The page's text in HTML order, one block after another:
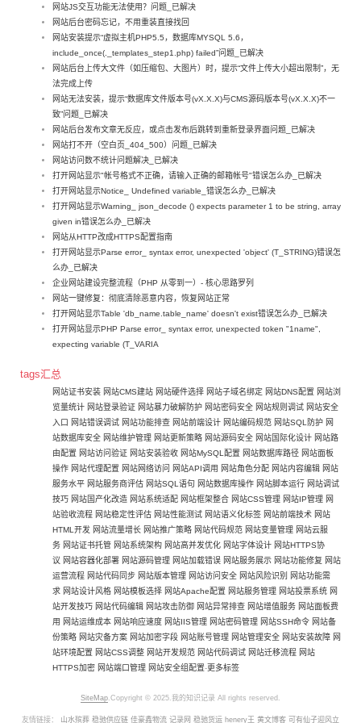
网站JS交互功能无法使用？问题_已解决
网站后台密码忘记，不用重装直接找回
网站安装提示“虚拟主机PHP5.5，数据库MYSQL 5.6，
include_once(._templates_step1.php) failed”问题_已解决
网站后台上传大文件（如压缩包、大图片）时，提示“文件上传大小超出限制”，无
法完成上传
网站无法安装，提示“数据库文件版本号(vX.X.X)与CMS源码版本号(vX.X.X)不一
致”问题_已解决
网站后台发布文章无反应，或点击发布后跳转到重新登录界面问题_已解决
网站打不开（空白页_404_500）问题_已解决
网站访问数不统计问题解决_已解决
打开网站显示"帐号格式不正确，请输入正确的邮箱帐号"错误怎么办_已解决
打开网站显示Notice_ Undefined variable_错误怎么办_已解决
打开网站显示Warning_ json_decode () expects parameter 1 to be string, array
given in错误怎么办_已解决
网站从HTTP改成HTTPS配置指南
打开网站显示Parse error_ syntax error, unexpected 'object' (T_STRING)错误怎
么办_已解决
企业网站建设完整流程（PHP 从零到一）- 核心思路罗列
网站一键修复：彻底清除恶意内容，恢复网站正常
打开网站显示Table 'db_name.table_name' doesn't exist错误怎么办_已解决
打开网站显示PHP Parse error_ syntax error, unexpected token "1name",
expecting variable (T_VARIA
tags汇总
网站证书安装 网站CMS建站 网站硬件选择 网站子域名绑定 网站DNS配置 网站浏
览量统计 网站登录验证 网站暴力破解防护 网站密码安全 网站规则调试 网站安全
入口 网站错误调试 网站功能排查 网站前端设计 网站编码规范 网站SQL防护 网
站数据库安全 网站维护管理 网站更新策略 网站源码安全 网站国际化设计 网站路
由配置 网站访问验证 网站安装验收 网站MySQL配置 网站数据库路径 网站面板
操作 网站代理配置 网站网络访问 网站API调用 网站角色分配 网站内容编辑 网站
服务水平 网站服务商评估 网站SQL语句 网站数据库操作 网站脚本运行 网站调试
技巧 网站国产化改造 网站系统适配 网站框架整合 网站CSS管理 网站IP管理 网
站验收流程 网站稳定性评估 网站性能测试 网站语义化标签 网站前端技术 网站
HTML开发 网站流量增长 网站推广策略 网站代码规范 网站变量管理 网站云服
务 网站证书托管 网站系统架构 网站高并发优化 网站字体设计 网站HTTPS协
议 网站容器化部署 网站源码管理 网站加载错误 网站服务展示 网站功能修复 网站
运营流程 网站代码同步 网站版本管理 网站访问安全 网站风险识别
网站功能需
求 网站设计风格 网站模板选择 网站Apache配置 网站服务管理 网站投票系统 网
站开发技巧 网站代码编辑 网站攻击防御 网站异常排查 网站增值服务 网站面板费
用
网站运维成本 网站响应速度 网站IIS管理 网站密码管理 网站SSH命令 网站备
份策略 网站灾备方案 网站加密字段 网站账号管理 网站管理安全 网站安装故障 网
站环境配置 网站CSS调整 网站开发规范 网站代码调试 网站迁移流程 网站
HTTPS加密 网站端口管理 网站安全组配置-更多标签
SiteMap .Copyright © 2025.我的知识记录 All rights reserved.
友情链接： 山水殡葬 稳驰供应链 佳豪鑫物流 记录网 稳驰货运 henery王 黄文博客 可有仙子迎风立